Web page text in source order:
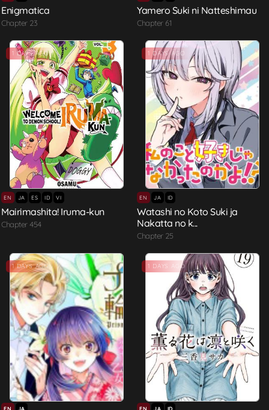
Enigmatica
Chapter 23
Yamero Suki ni Natteshimau
Chapter 61
1 DAYS AGO
EN JA ES ID VI
Mairimashita! Iruma-kun
Chapter 454
1 DAYS AGO
EN JA ID
Watashi no Koto Suki ja
Nakatta no k...
Chapter 25
1 DAYS AGO
EN JA
1 DAYS AGO
EN JA ID